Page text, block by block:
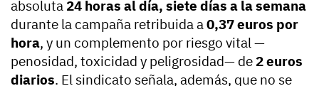
absoluta 24 horas al día, siete días a la semana
durante la campaña retribuida a0,37 euros por
hora, y un complemento por riesgo vital —
penosidad, toxicidad y peligrosidad— de 2 euros
diarios. El sindicato señala, además, que no se